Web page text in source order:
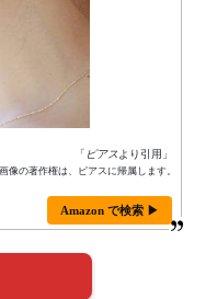
「 ピアス より引用」
像の著作権は、ピアスに帰属します。
Amazon で検索 ▶